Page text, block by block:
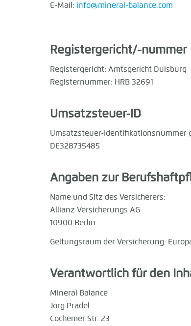
E-Mail: info@mineral-balance.com
Registergericht/-nummer
Registergericht: Amtsgericht Duisburg
Registernummer: HRB 32691
Umsatzsteuer-ID
Umsatzsteuer-Identifikationsnummer
DE328735485
Angaben zur
Name und Sitz des Versicherers:
Allianz Versicherungs AG
10900 Berlin
Geltungsraum der Versicherung:
Verantwortlich für den
Mineral Balance
Jörg Prädel
Cochemer Str. 23